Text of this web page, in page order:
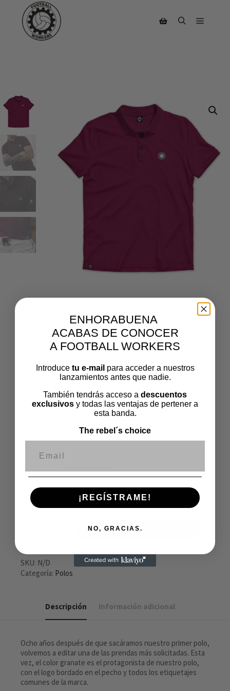
POLO CANTINA
Polo confeccionado en 100% algodón de 180 gramos. Tacto
su buena estructura y resistencia. Perfecto para uso diario.
Parche bordado de alta calidad en el pecho y etiquetados
clásicos de nuestra marca.
Regular fit, pide tu talla habitual.
AÑADIR AL CARRITO
SKU: N/D
Categoría: Polos
Descripción Información adicional
Ocho años después de que sacáramos nuestro primer polo,
volvemos a editar una de las prendas más solicitadas. Esta
vez, el color granate es el protagonista de nuestro polo,
con el logo bordado en el pecho y todos los etiquetajes
comunes de la marca.
ENHORABUENA
ACABAS DE CONOCER
A FOOTBALL WORKERS
Introduce tu e-mail para acceder a nuestros
lanzamientos antes que nadie.
También tendrás acceso a descuentos
exclusivos y todas las ventajas de pertener a
esta banda.
The rebel´s choice
¡REGÍSTRAME!
NO, GRACIAS.